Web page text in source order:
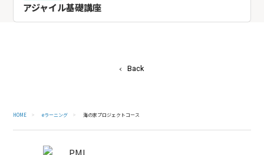
アジャイル基礎講座
Back
HOME eラーニング 海の家プロジェクトコース